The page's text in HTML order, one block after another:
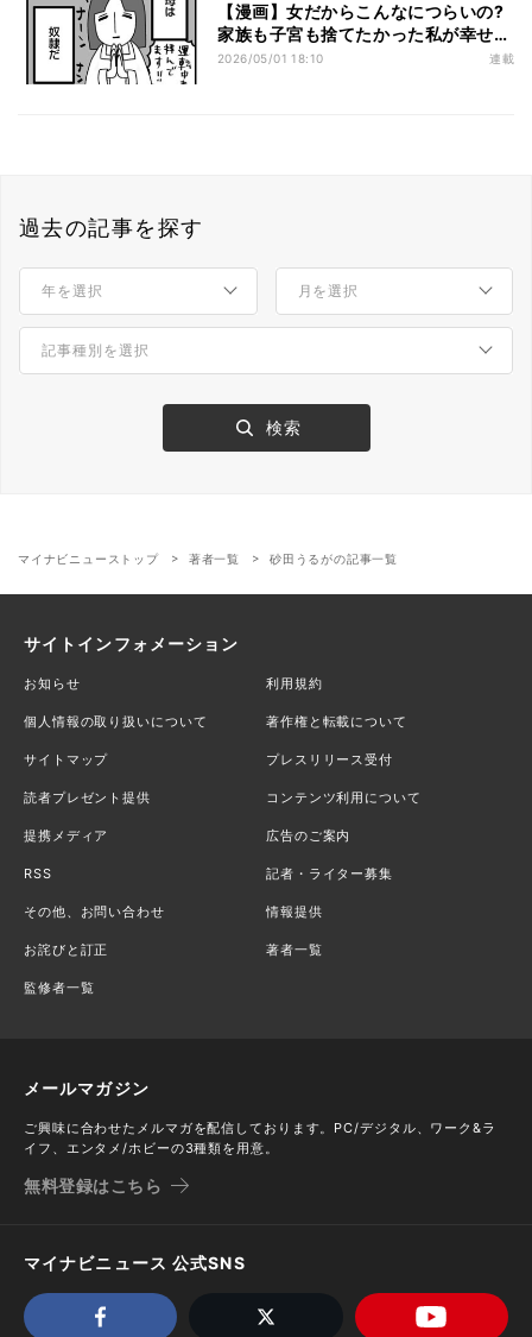
【漫画】女だからこんなにつらいの?
家族も子宮も捨てたかった私が幸せに
なるまで 第1回 「金食い虫」「失敗
2026/05/01 18:10 連載
過去の記事を探す
マイナビニューストップ 著者一覧 砂田うるがの記事一覧
サイトインフォメーション
お知らせ 利用規約
個人情報の取り扱いについて 著作権と転載について
サイトマップ プレスリリース受付
読者プレゼント提供 コンテンツ利用について
提携メディア 広告のご案内
RSS 記者・ライター募集
その他、お問い合わせ 情報提供
お詫びと訂正 著者一覧
監修者一覧
メールマガジン
ご興味に合わせたメルマガを配信しております。PC/デジタル、ワーク&ラ
イフ、エンタメ/ホビーの3種類を用意。
無料登録はこちら
マイナビニュース 公式SNS